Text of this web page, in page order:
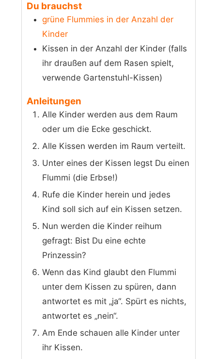
Du brauchst
grüne Flummies in der Anzahl der
Kinder
Kissen in der Anzahl der Kinder (falls
ihr draußen auf dem Rasen spielt,
verwende Gartenstuhl-Kissen)
Anleitungen
Alle Kinder werden aus dem Raum
oder um die Ecke geschickt.
Alle Kissen werden im Raum verteilt.
Unter eines der Kissen legst Du einen
Flummi (die Erbse!)
Rufe die Kinder herein und jedes
Kind soll sich auf ein Kissen setzen.
Nun werden die Kinder reihum
gefragt: Bist Du eine echte
Prinzessin?
Wenn das Kind glaubt den Flummi
unter dem Kissen zu spüren, dann
antwortet es mit „ja“. Spürt es nichts,
antwortet es „nein“.
Am Ende schauen alle Kinder unter
ihr Kissen.